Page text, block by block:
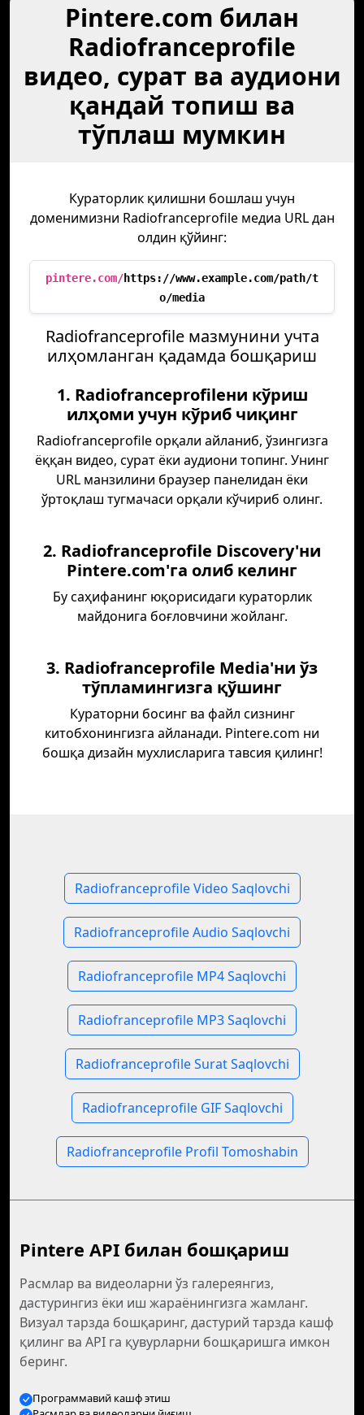
Pintere.com билан
Radiofranceprofile
видео, сурат ва аудиони
қандай топиш ва
тўплаш мумкин
Кураторлик қилишни бошлаш учун
доменимизни Radiofranceprofile медиа URL дан
олдин қўйинг:
pintere.com/https://www.example.com/path/t
o/media
Radiofranceprofile мазмунини учта
илҳомланган қадамда бошқариш
1. Radiofranceprofileни кўриш
илҳоми учун кўриб чиқинг
Radiofranceprofile орқали айланиб, ўзингизга
ёққан видео, сурат ёки аудиони топинг. Унинг
URL манзилини браузер панелидан ёки
ўртоқлаш тугмачаси орқали кўчириб олинг.
2. Radiofranceprofile Discovery'ни
Pintere.com'га олиб келинг
Бу саҳифанинг юқорисидаги кураторлик
майдонига боғловчини жойланг.
3. Radiofranceprofile Media'ни ўз
тўпламингизга қўшинг
Кураторни босинг ва файл сизнинг
китобхонингизга айланади. Pintere.com ни
бошқа дизайн мухлисларига тавсия қилинг!
Radiofranceprofile Video Saqlovchi
Radiofranceprofile Audio Saqlovchi
Radiofranceprofile MP4 Saqlovchi
Radiofranceprofile MP3 Saqlovchi
Radiofranceprofile Surat Saqlovchi
Radiofranceprofile GIF Saqlovchi
Radiofranceprofile Profil Tomoshabin
Pintere API билан бошқариш
Расмлар ва видеоларни ўз галереянгиз,
дастурингиз ёки иш жараёнингизга жамланг.
Визуал тарзда бошқаринг, дастурий тарзда кашф
қилинг ва API га қувурларни бошқаришга имкон
беринг.
Программавий кашф этиш